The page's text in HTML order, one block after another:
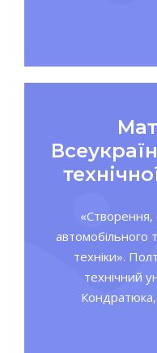
«Створення,
автомобільного
техніки».
технічний